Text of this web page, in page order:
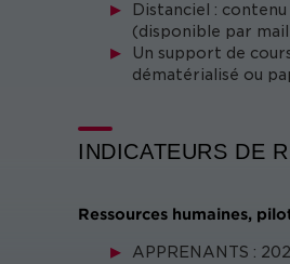
Distanciel :
(disponible par mail
Un support de
dématérialisé ou
INDICATEURS DE
Ressources humaines,
APPRENANTS :